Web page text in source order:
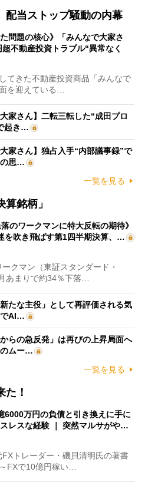
配当ストップ騒動の内幕
た問題の核心》「みんなで大家さ
不動産投資トラブル“異常なく
てきた不動産投資商品「みんなで
を迎えている…
家さん】二転三転した“成田プロ
起き…
家さん】独占入手“内部議事録”で
の思…
一覧を見る
銘柄」
落のワークマンに特大反転の期待》
を吹き飛ばす第1四半期決算、…
クマン（東証スタンダード・
あまりで約34％下落…
たな主役」として再評価される気
AI…
らの急反発」は再びの上昇局面へ
ムー…
一覧を見る
た！
6000万円の負債と引き換えに手に
レスな経験 ｜ 突然マルサがや…
トレーダー・磯貝清明氏の著書
FXで10億円稼い…